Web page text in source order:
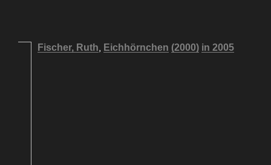
Fischer, Ruth, Eichhörnchen (2000) in 2005